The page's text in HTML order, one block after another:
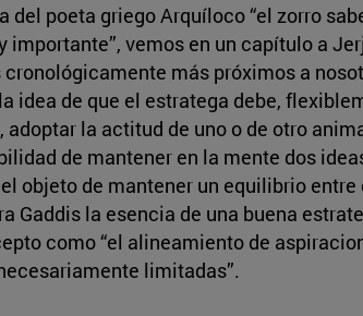
del poeta griego Arquíloco “el zorro
importante”, vemos en un capítulo a
más próximos a
idea de que el estratega debe,
la actitud de uno o de otro
de mantener en la mente dos
objeto de mantener un equilibrio
Gaddis la esencia de una buena
como “el alineamiento de
limitadas”.